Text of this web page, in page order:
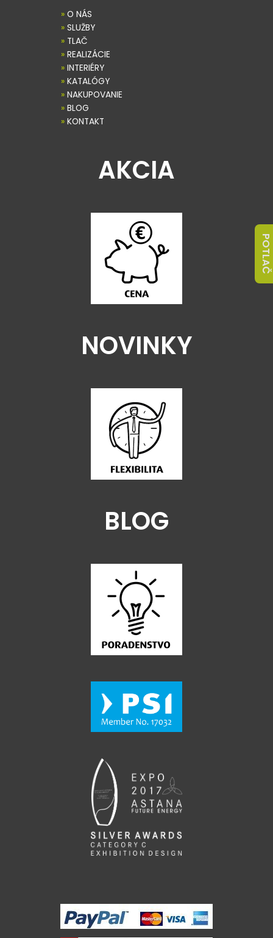
» O NÁS
» SLUŽBY
» TLAČ
» REALIZÁCIE
» INTERIÉRY
» KATALÓGY
» NAKUPOVANIE
» BLOG
» KONTAKT
AKCIA
NOVINKY
BLOG
POTLAČ